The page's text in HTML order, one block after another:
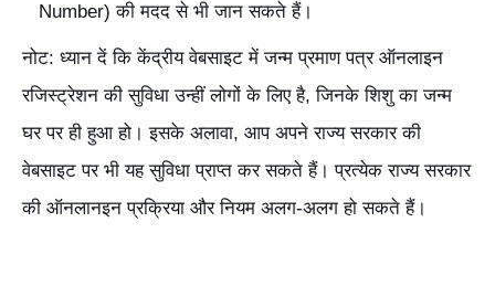
Number) की मदद से भी जान सकते हैं।
नोट: ध्यान दें कि केंद्रीय वेबसाइट में जन्म प्रमाण पत्र ऑनलाइन
रजिस्ट्रेशन की सुविधा उन्हीं लोगों के लिए है, जिनके शिशु का जन्म
घर पर ही हुआ हो। इसके अलावा, आप अपने राज्य सरकार की
वेबसाइट पर भी यह सुविधा प्राप्त कर सकते हैं। प्रत्येक राज्य सरकार
की ऑनलानइन प्रक्रिया और नियम अलग-अलग हो सकते हैं।